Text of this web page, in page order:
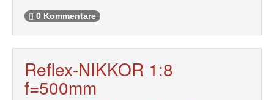
0 Kommentare
Reflex-NIKKOR 1:8
f=500mm